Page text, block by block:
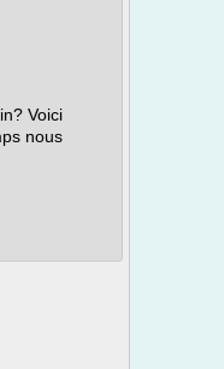
Voici
nous